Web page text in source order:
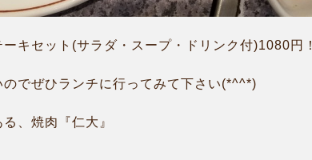
キセット(サラダ・スープ・ドリンク付)1080円！
のでぜひランチに行ってみて下さい(*^^*)
、焼肉『仁大』